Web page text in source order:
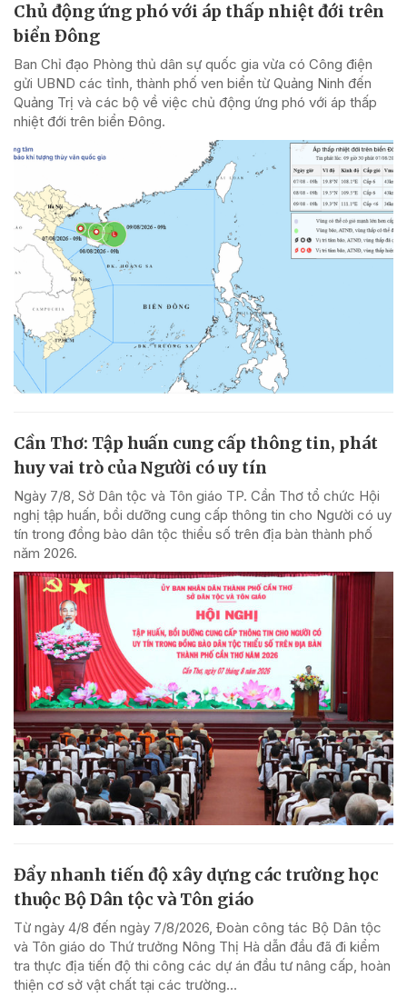
Chủ động ứng phó với áp thấp nhiệt đới trên
biển Đông
Ban Chỉ đạo Phòng thủ dân sự quốc gia vừa có Công điện
gửi UBND các tỉnh, thành phố ven biển từ Quảng Ninh đến
Quảng Trị và các bộ về việc chủ động ứng phó với áp thấp
nhiệt đới trên biển Đông.
Cần Thơ: Tập huấn cung cấp thông tin, phát
huy vai trò của Người có uy tín
Ngày 7/8, Sở Dân tộc và Tôn giáo TP. Cần Thơ tổ chức Hội
nghị tập huấn, bồi dưỡng cung cấp thông tin cho Người có uy
tín trong đồng bào dân tộc thiểu số trên địa bàn thành phố
năm 2026.
Đẩy nhanh tiến độ xây dựng các trường học
thuộc Bộ Dân tộc và Tôn giáo
Từ ngày 4/8 đến ngày 7/8/2026, Đoàn công tác Bộ Dân tộc
và Tôn giáo do Thứ trưởng Nông Thị Hà dẫn đầu đã đi kiểm
tra thực địa tiến độ thi công các dự án đầu tư nâng cấp, hoàn
thiện cơ sở vật chất tại các trường...